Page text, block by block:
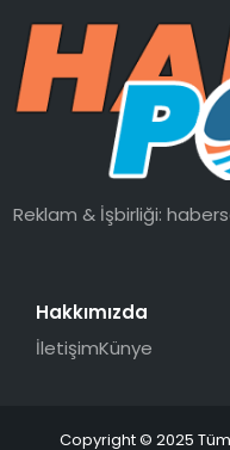
Reklam & İşbirliği:
Hakkımızda
İletişimKünye
Copyright © 2025 Tüm